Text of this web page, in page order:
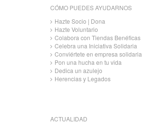
CÓMO PUEDES AYUDARNOS
Hazte Socio | Dona
Hazte Voluntario
Colabora con Tiendas Benéficas
Celebra una Iniciativa Solidaria
Conviértete en empresa solidaria
Pon una hucha en tu vida
Dedica un azulejo
Herencias y Legados
ACTUALIDAD